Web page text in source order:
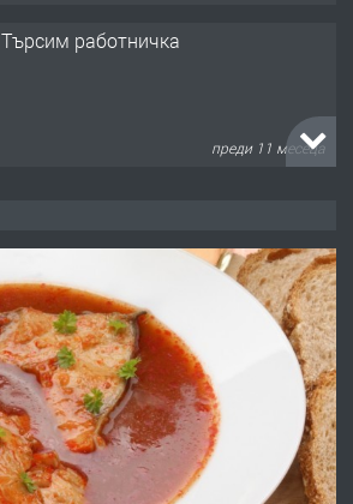
Търсим работничка
преди 11 месеца
преди 1 година
Работа за общи работници
преди 1 година